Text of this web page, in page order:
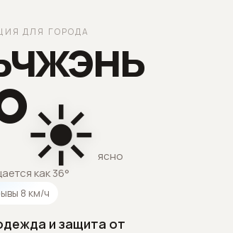
ДЛЯ ГОРОДА
☀️ ясно
как 36°
8 км/ч
и защита от